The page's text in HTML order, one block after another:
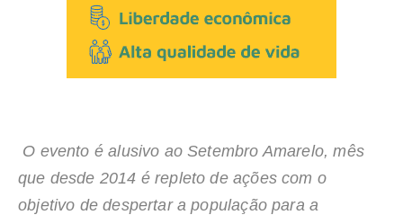
O evento é alusivo ao Setembro Amarelo, mês
que desde 2014 é repleto de ações com o
objetivo de despertar a população para a